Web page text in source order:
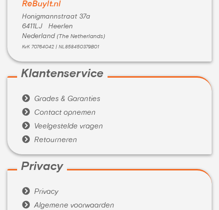
ReBuyIt.nl
Honigmannstraat 37a
6411LJ Heerlen
Nederland (The Netherlands)
KvK 70764042 | NL858450379B01
Klantenservice
 Grades & Garanties
 Contact opnemen
 Veelgestelde vragen
 Retourneren
Privacy
 Privacy
 Algemene voorwaarden